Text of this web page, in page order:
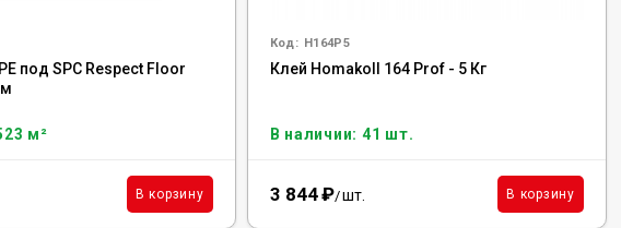
под SPC Respect Floor
м²
В корзину
Код: H164P5
Клей Homakoll 164 Prof - 5 Кг
В наличии: 41 шт.
3 844₽/шт. В корзину